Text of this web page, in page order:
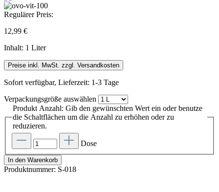
Regulärer Preis:
12,99 €
Inhalt: 1 Liter
Preise inkl. MwSt. zzgl. Versandkosten
Sofort verfügbar, Lieferzeit: 1-3 Tage
Verpackungsgröße auswählen
Produkt Anzahl: Gib den gewünschten Wert ein oder benutze
die Schaltflächen um die Anzahl zu erhöhen oder zu
reduzieren.
Dose
In den Warenkorb
Produktnummer: S-018